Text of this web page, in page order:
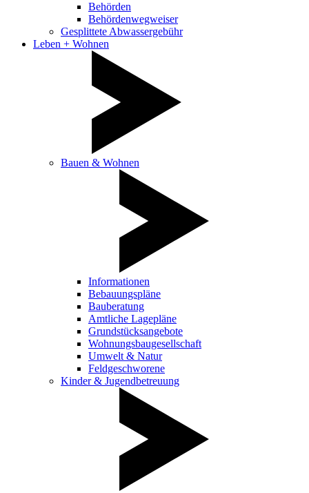
Behörden
Behördenwegweiser
Gesplittete Abwassergebühr
Leben + Wohnen
Bauen & Wohnen
Informationen
Bebauungspläne
Bauberatung
Amtliche Lagepläne
Grundstücksangebote
Wohnungsbaugesellschaft
Umwelt & Natur
Feldgeschworene
Kinder & Jugendbetreuung